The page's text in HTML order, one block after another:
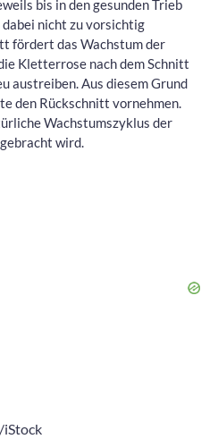
bis in den gesunden Trieb
dabei nicht zu vorsichtig
fördert das Wachstum der
Kletterrose nach dem Schnitt
austreiben. Aus diesem Grund
den Rückschnitt vornehmen.
Wachstumszyklus der
wird.